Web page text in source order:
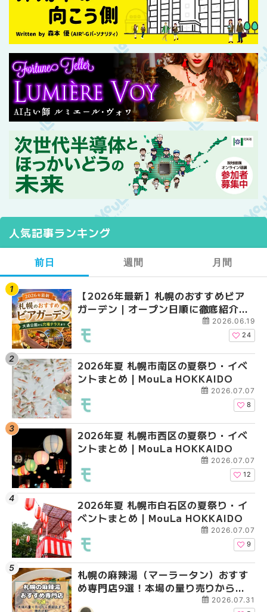
人気記事ランキング
前日
【2026年最新】札幌のおすすめビア
ガーデン｜オープン日順に徹底紹介！
大通公園から穴場テラスまで | MouLa
HOKKAIDO
2026.06.19
24
2026年夏 札幌市南区の夏祭り・イベ
ントまとめ | MouLa HOKKAIDO
2026.07.07
8
2026年夏 札幌市西区の夏祭り・イベ
ントまとめ | MouLa HOKKAIDO
2026.07.07
12
2026年夏 札幌市白石区の夏祭り・イ
ベントまとめ | MouLa HOKKAIDO
2026.07.07
9
札幌の麻辣湯（マーラータン）おすす
め専門店9選！本場の量り売りから最
新店まで徹底比較 | MouLa
2026.07.31
週間
【2026年最新】札幌
ガーデン｜オープン日
大通公園から穴場テ
2026年夏 札幌市西区
ントまとめ | MouLa
2026年夏 札幌市北区
ントまとめ | MouLa
2026年夏 札幌市白石
ベントまとめ |
2026年夏 札幌市手稲
ベントまとめ |
月間
【2026年最新】札幌
ガーデン｜オープン日
大通公園から穴場テ
2026年夏 札幌市北区
ントまとめ | MouLa
2026年夏 札幌市西区
ントまとめ | MouLa
2026年夏 札幌市白石
ベントまとめ |
2026年夏 札幌市手稲
ベントまとめ |